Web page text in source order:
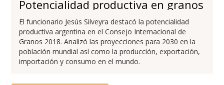
Potencialidad productiva en granos
El funcionario Jesús Silveyra destacó la potencialidad
productiva argentina en el Consejo Internacional de
Granos 2018. Analizó las proyecciones para 2030 en la
población mundial así como la producción, exportación,
importación y consumo en el mundo.